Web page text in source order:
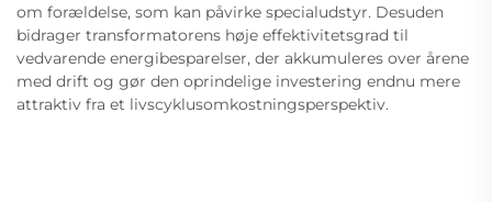
om forældelse, som kan påvirke specialudstyr. Desuden
bidrager transformatorens høje effektivitetsgrad til
vedvarende energibesparelser, der akkumuleres over årene
med drift og gør den oprindelige investering endnu mere
attraktiv fra et livscyklusomkostningsperspektiv.